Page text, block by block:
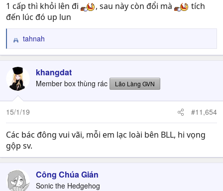
1 cấp thì khỏi lên đi , sau này còn đổi mà
tích
đến lúc đó up lun
R
e
c
t
i
o
n
tahnah
khangdat
Member box thùng rác Lão Làng GVN
15/1/19 #11,654
Các bác đông vui vãi, mỗi em lạc loài bên BLL, hi vọng
gộp sv.
Công Chúa Gián
Sonic the Hedgehog